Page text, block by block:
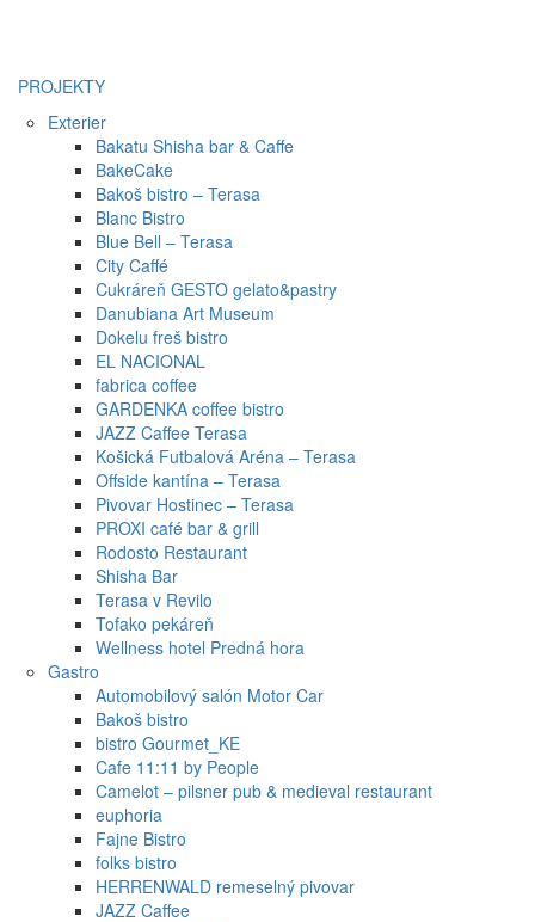
PROJEKTY
Exterier
Bakatu Shisha bar & Caffe
BakeCake
Bakoš bistro – Terasa
Blanc Bistro
Blue Bell – Terasa
City Caffé
Cukráreň GESTO gelato&pastry
Danubiana Art Museum
Dokelu freš bistro
EL NACIONAL
fabrica coffee
GARDENKA coffee bistro
JAZZ Caffee Terasa
Košická Futbalová Aréna – Terasa
Offside kantína – Terasa
Pivovar Hostinec – Terasa
PROXI café bar & grill
Rodosto Restaurant
Shisha Bar
Terasa v Revilo
Tofako pekáreň
Wellness hotel Predná hora
Gastro
Automobilový salón Motor Car
Bakoš bistro
bistro Gourmet_KE
Cafe 11:11 by People
Camelot – pilsner pub & medieval restaurant
euphoria
Fajne Bistro
folks bistro
HERRENWALD remeselný pivovar
JAZZ Caffee